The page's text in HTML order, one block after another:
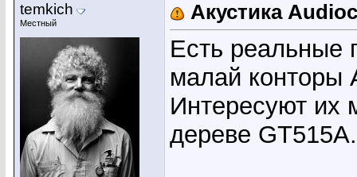
temkich
Местный Акустика
Есть реальные
малай конторы
Интересуют их
дереве GT515A.